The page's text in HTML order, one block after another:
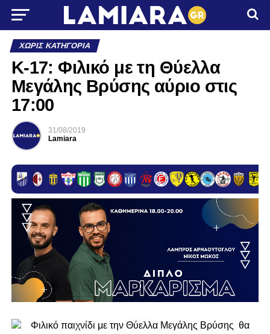
ΧΩΡΊΣ ΚΑΤΗΓΟΡΊΑ
Κ-17: Φιλικό με τη Θύελλα
Μεγάλης Βρύσης αύριο στις
17:00
31/08/2019
Lamiara
Φιλικό παιχνίδι με την Θύελλα Μεγάλης Βρύσης θα